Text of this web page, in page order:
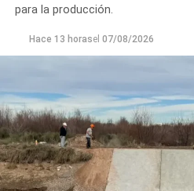
para la producción.
Hace 13 horasel 07/08/2026